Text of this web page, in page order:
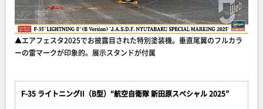
▲エアフェスタ2025でお披露目された特別塗装機。垂直尾翼のフルカラ
ーの雷マークが印象的。展示スタンドが付属
F-35 ライトニングII（B型）“航空自衛隊 新田原スペシャル 2025”